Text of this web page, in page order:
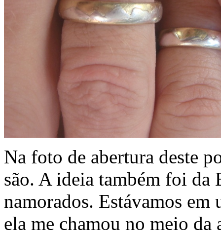
Na foto de abertura deste
são. A ideia também foi da
namorados. Estávamos em
ela me chamou no meio da